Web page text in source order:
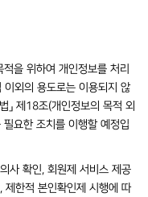
적을 위하여 개인정보를 처리
외의 용도로는 이용되지 않
」 제18조(개인정보의 목적 외
요한 조치를 이행할 예정입
사 확인, 회원제 서비스 제공
제한적 본인확인제 시행에 따